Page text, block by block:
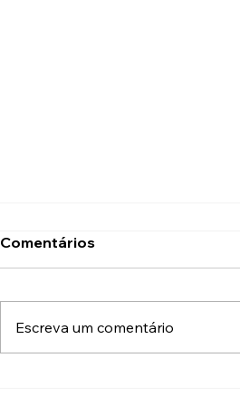
Comentários
Escreva um comentário